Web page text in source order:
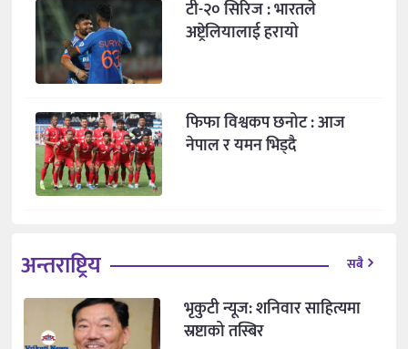
टी-२० सिरिज : भारतले
अष्ट्रेलियालाई हरायो
फिफा विश्वकप छनोट : आज
नेपाल र यमन भिड्दै
अन्तराष्ट्रिय सबै
भृकुटी न्यूज: शनिवार साहित्यमा
स्रष्टाको तस्बिर